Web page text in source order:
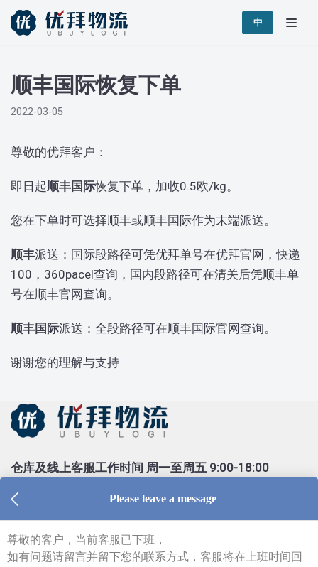
跳
至
文
中
顺丰国际恢复下单
2022-03-05
尊敬的优拜客户：
即日起顺丰国际恢复下单，加收0.5欧/kg。
您在下单时可选择顺丰或顺丰国际作为末端派送。
顺丰派送：国际段路径可凭优拜单号在优拜官网，快递
100，360pacel查询，国内段路径可在清关后凭顺丰单
号在顺丰官网查询。
顺丰国际派送：全段路径可在顺丰国际官网查询。
谢谢您的理解与支持
仓库及线上客服工作时间 周一至周五 9:00-18:00
Tel：0213 1206 1981（德国仓库，只受理库内异常件
查询）
Tel：0155 6018 1888（只受理投诉）